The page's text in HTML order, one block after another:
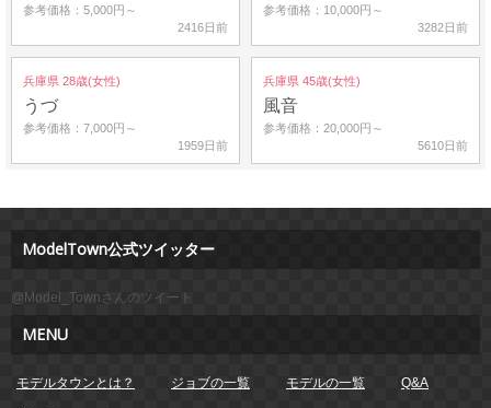
参考価格：5,000円～
2416日前
参考価格：10,000円～
3282日前
兵庫県 28歳(女性)
うづ
参考価格：7,000円～
1959日前
兵庫県 45歳(女性)
風音
参考価格：20,000円～
5610日前
ModelTown公式ツイッター
@Model_Townさんのツイート
MENU
モデルタウンとは？ ジョブの一覧 モデルの一覧 Q&A